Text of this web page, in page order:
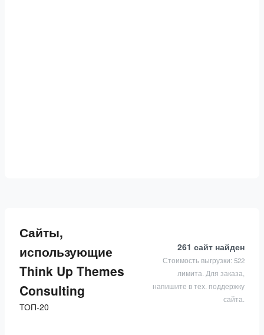
Сайты,
использующие
Think Up Themes
Consulting
ТОП-20
261 сайт найден
Стоимость выгрузки: 522
лимита. Для заказа,
напишите в тех. поддержку
сайта.